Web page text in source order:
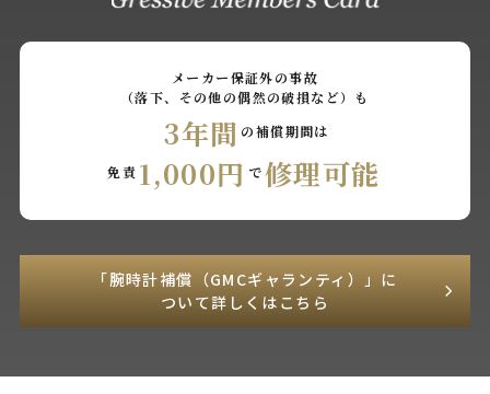
メーカー保証外の事故
（落下、その他の偶然の破損など）も
3年間 の補償期間は
免責 1,000円 で修理可能
「腕時計補償（GMCギャランティ）」に
ついて詳しくはこちら